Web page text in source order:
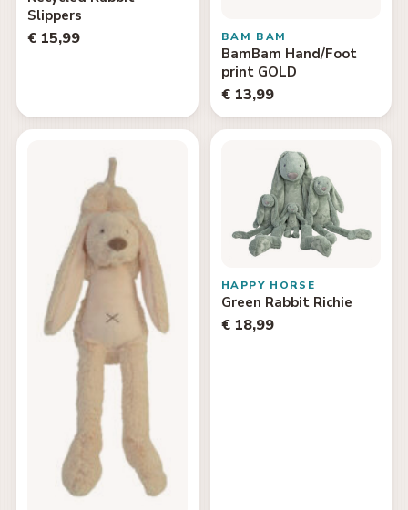
Slippers
€ 15,99 BAM BAM
BamBam Hand/Foot
print GOLD
€ 13,99
HAPPY HORSE
Green Rabbit Richie
€ 18,99